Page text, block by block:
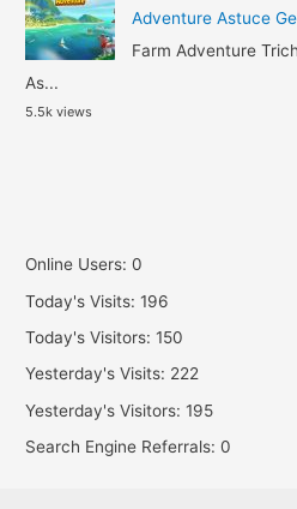
Adventure Astuce
Farm Adventure
As...
5.5k views
Online Users:0
Today's Visits:196
Today's Visitors:150
Yesterday's Visits: 222
Yesterday's Visitors:195
Search Engine Referrals:0